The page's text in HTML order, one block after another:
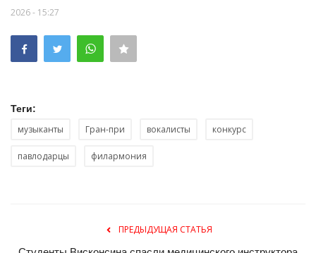
2026 - 15:27
Теги:
музыканты Гран-при вокалисты конкурс
павлодарцы филармония
ПРЕДЫДУЩАЯ СТАТЬЯ